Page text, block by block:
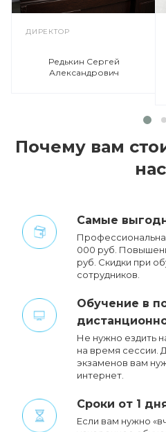
ДИРЕКТОР
Редькин Сергей
Александрович
Почему вам
Cамые
000 руб.
руб. Cкидки при
сотрудников.
Обучение в
Не нужно ездить
на время сессии.
экзаменов вам
интернет.
Сроки от 1
Если вам нужно